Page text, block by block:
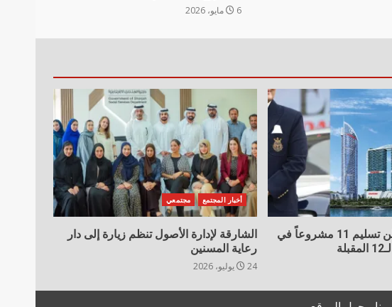
6 مايو، 2026
دانوب العقارية تعلن تسليم 11 مشروعاً في
أخبار المجتمع مجتمعي
الشارقة لإدارة الأصول تنظم زيارة إلى دار
رعاية المسنين
24 يوليو، 2026